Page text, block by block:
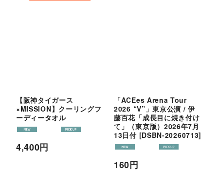
【阪神タイガース
×MISSION】クーリングフ
ーディータオル
4,400円
「ACEes Arena Tour
2026 “V”」東京公演 / 伊
藤百花「成長目に焼き付け
て」（東京版）2026年7月
13日付 [DSBN-20260713]
160円